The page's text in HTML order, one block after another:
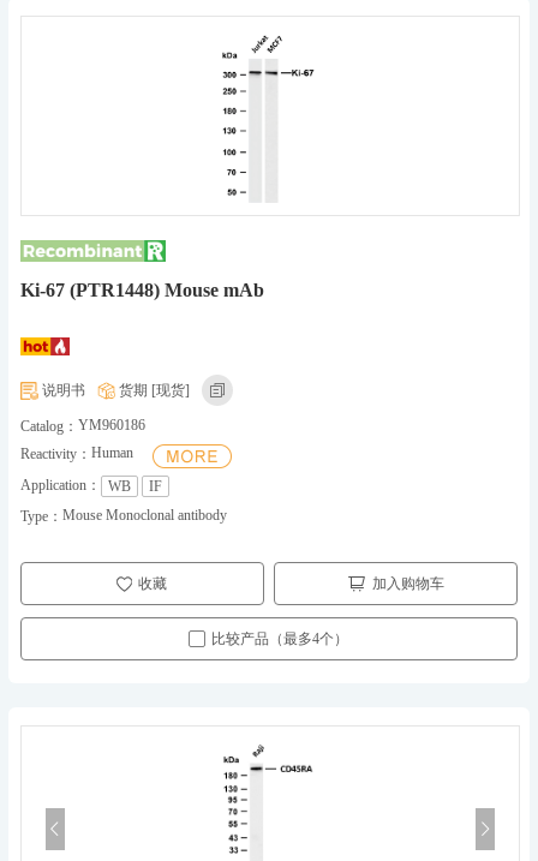
Ki-67 (PTR1448) Mouse mAb
说明书 货期 [现货]
Catalog： YM960186
Reactivity： Human
Application：
WB
IF
Type： Mouse Monoclonal antibody
收藏 加入购物车
比较产品（最多4个）